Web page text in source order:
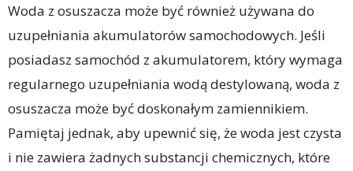
Woda z osuszacza może być również używana do
uzupełniania akumulatorów samochodowych. Jeśli
posiadasz samochód z akumulatorem, który wymaga
regularnego uzupełniania wodą destylowaną, woda z
osuszacza może być doskonałym zamiennikiem.
Pamiętaj jednak, aby upewnić się, że woda jest czysta
i nie zawiera żadnych substancji chemicznych, które